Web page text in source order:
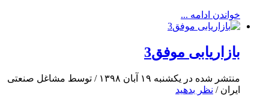
خواندن ادامه ...
بازاریابی موفق3
منتشر شده در یکشنبه ۱۹ آبان ۱۳۹۸ / توسط مشاغل صنعتی
ایران / نظر بدهید